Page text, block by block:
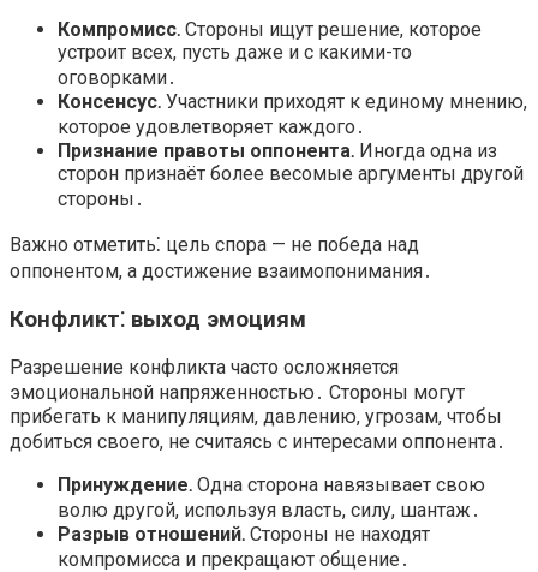
Компромисс․ Стороны ищут решение, которое
устроит всех, пусть даже и с какими-то
оговорками․
Консенсус․ Участники приходят к единому мнению,
которое удовлетворяет каждого․
Признание правоты оппонента․ Иногда одна из
сторон признаёт более весомые аргументы другой
стороны․
Важно отметить⁚ цель спора — не победа над
оппонентом, а достижение взаимопонимания․
Конфликт⁚ выход эмоциям
Разрешение конфликта часто осложняется
эмоциональной напряженностью․ Стороны могут
прибегать к манипуляциям, давлению, угрозам, чтобы
добиться своего, не считаясь с интересами оппонента․
Принуждение․ Одна сторона навязывает свою
волю другой, используя власть, силу, шантаж․
Разрыв отношений․ Стороны не находят
компромисса и прекращают общение․